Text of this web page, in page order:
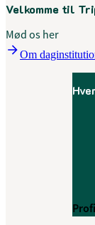
Velkomme til
Mød os her
Om